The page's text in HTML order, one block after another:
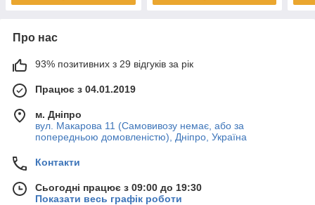
Про нас
93% позитивних з 29 відгуків за рік
Працює з 04.01.2019
м. Дніпро
вул. Макарова 11 (Самовивозу немає, або за
попередньою домовленістю), Дніпро, Україна
Контакти
Сьогодні працює з 09:00 до 19:30
Показати весь графік роботи